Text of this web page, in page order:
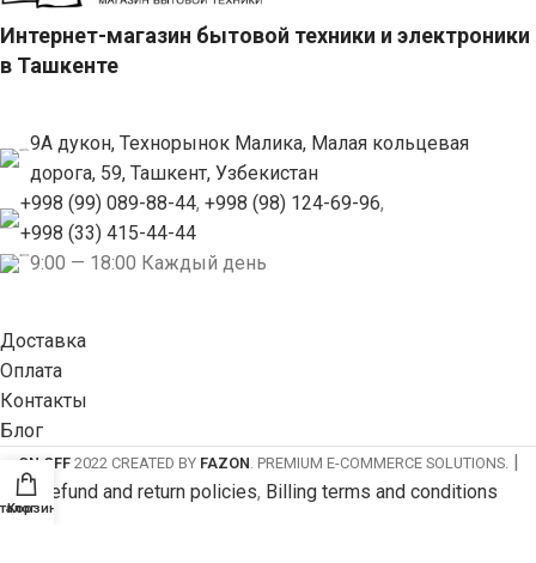
Интернет-магазин бытовой техники и электроники
в Ташкенте
9А дукон, Технорынок Малика, Малая кольцевая
дорога, 59, Ташкент, Узбекистан
+998 (99) 089-88-44, +998 (98) 124-69-96,
+998 (33) 415-44-44
9:00 — 18:00 Каждый день
Доставка
Оплата
Контакты
Блог
ON OFF 2022 CREATED BY FAZON. PREMIUM E-COMMERCE SOLUTIONS.|
Refund and return policies, Billing terms and conditions
Корзина